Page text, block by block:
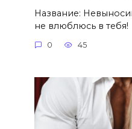
Название:
не влюблюсь в тебя!
0 45